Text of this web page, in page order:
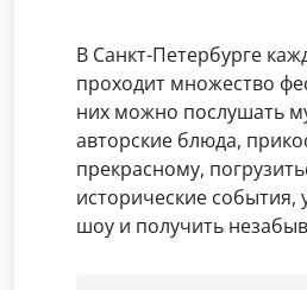
В Санкт-Петербурге
проходит множество
них можно послушать
авторские блюда,
прекрасному,
исторические события,
шоу и получить